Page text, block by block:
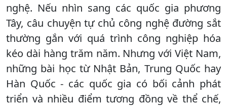
nghệ. Nếu nhìn sang các quốc gia phương
Tây, câu chuyện tự chủ công nghệ đường sắt
thường gắn với quá trình công nghiệp hóa
kéo dài hàng trăm năm. Nhưng với Việt Nam,
những bài học từ Nhật Bản, Trung Quốc hay
Hàn Quốc - các quốc gia có bối cảnh phát
triển và nhiều điểm tương đồng về thể chế,